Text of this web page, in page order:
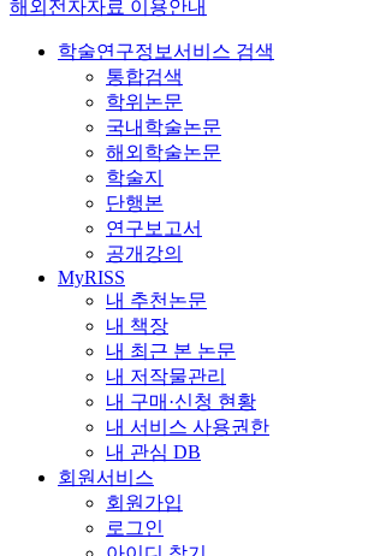
해외전자자료 이용안내
학술연구정보서비스 검색
통합검색
학위논문
국내학술논문
해외학술논문
학술지
단행본
연구보고서
공개강의
MyRISS
내 추천논문
내 책장
내 최근 본 논문
내 저작물관리
내 구매·신청 현황
내 서비스 사용권한
내 관심 DB
회원서비스
회원가입
로그인